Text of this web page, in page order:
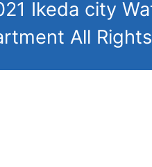
Ikeda city
All